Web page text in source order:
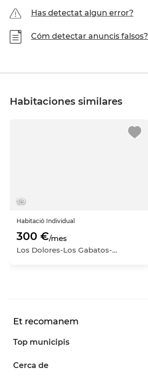
Has detectat algun error?
Cóm detectar anuncis falsos?
Habitaciones similares
1/9
Habitació Individual
300 €/mes
Los Dolores-Los Gabatos-Hispanoamérica, Núcleo Urbano, Cartagena, Murcia
Et recomanem
Top municipis
Cerca de